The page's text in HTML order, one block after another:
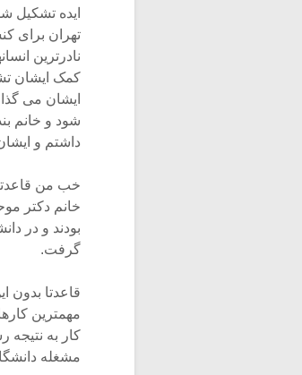
تهران برای
نادرترین
کمک ایشان
ایشان می
داشتم و
خب من قاعدتاً
خانم دکتر
بودند و در
گرفت.
قاعدتا بدون
مهمترین
کار به نتیجه
مشغله